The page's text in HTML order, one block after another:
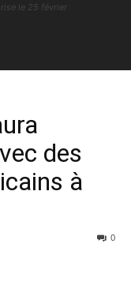
le 25 février
des
à
0